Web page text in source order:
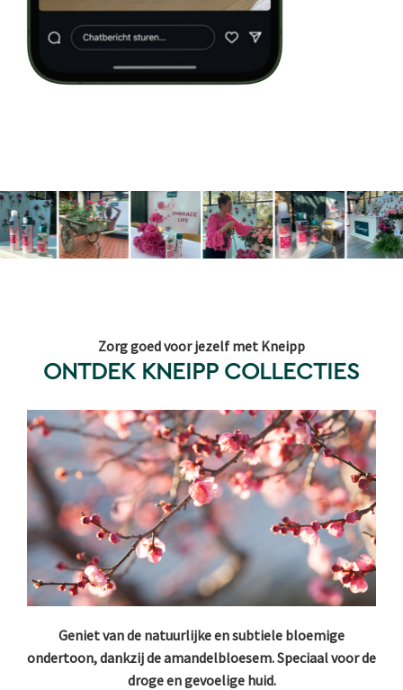
Zorg goed voor jezelf met Kneipp
ONTDEK KNEIPP COLLECTIES
Geniet van de natuurlijke en subtiele bloemige
ondertoon, dankzij de amandelbloesem. Speciaal voor de
droge en gevoelige huid.